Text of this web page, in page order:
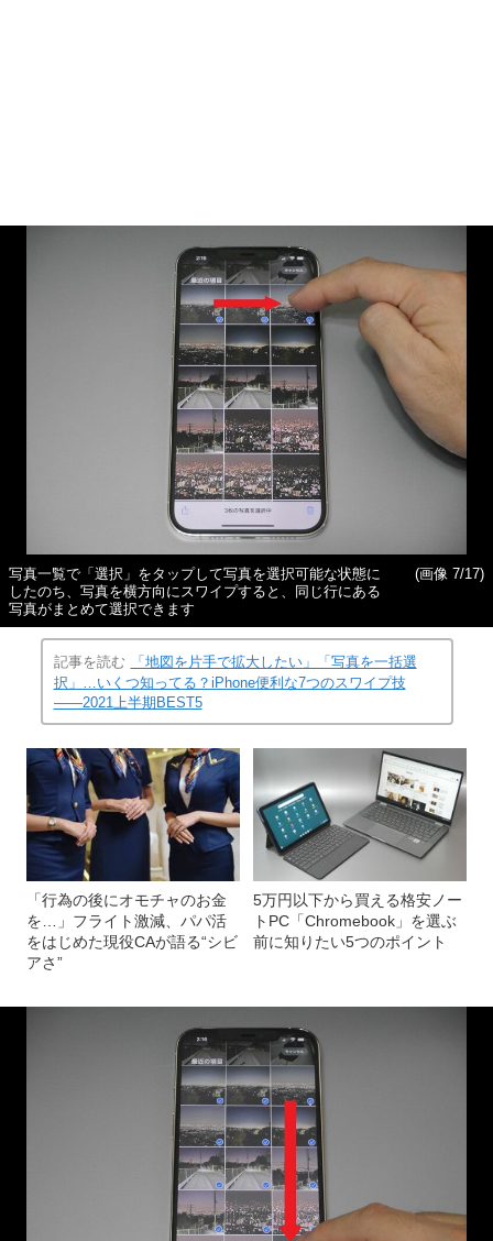
写真一覧で「選択」をタップして写真を選択可能な状態に
したのち、写真を横方向にスワイプすると、同じ行にある
写真がまとめて選択できます
(画像 7/17)
記事を読む
「地図を片手で拡大したい」「写真を一括選
択」…いくつ知ってる？iPhone便利な7つのスワイプ技
――2021上半期BEST5
「行為の後にオモチャのお金
を…」フライト激減、パパ活
をはじめた現役CAが語る“シビ
アさ”
5万円以下から買える格安ノー
トPC「Chromebook」を選ぶ
前に知りたい5つのポイント